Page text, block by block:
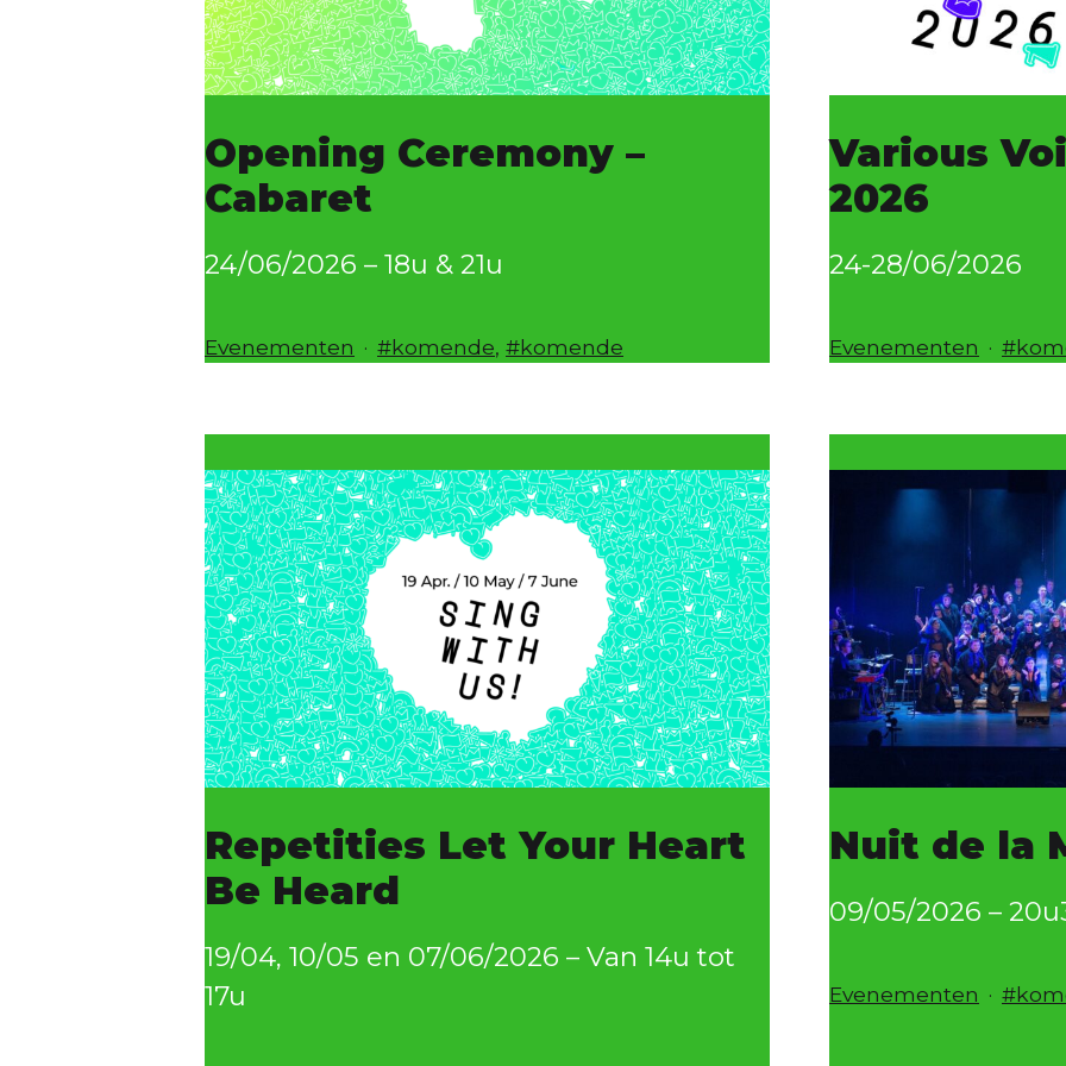
Opening Ceremony –
Cabaret
24/06/2026 – 18u & 21u
Gecategoriseerd
Evenementen Getagged
komende, komende
Various
2026
24-28/06/2026
Gecategoriseerd
Evenementen
Repetities Let Your Heart
Be Heard
19/04, 10/05 en 07/06/2026 – Van 14u tot
17u
Nuit de la
09/05/2026 –
Gecategoriseerd
Evenementen